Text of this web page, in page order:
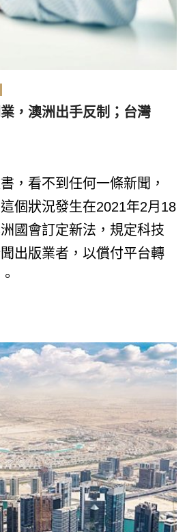
，澳洲出手反制；台灣
，看不到任何一條新聞，
個狀況發生在2021年2月18
國會訂定新法，規定科技
出版業者，以償付平台轉